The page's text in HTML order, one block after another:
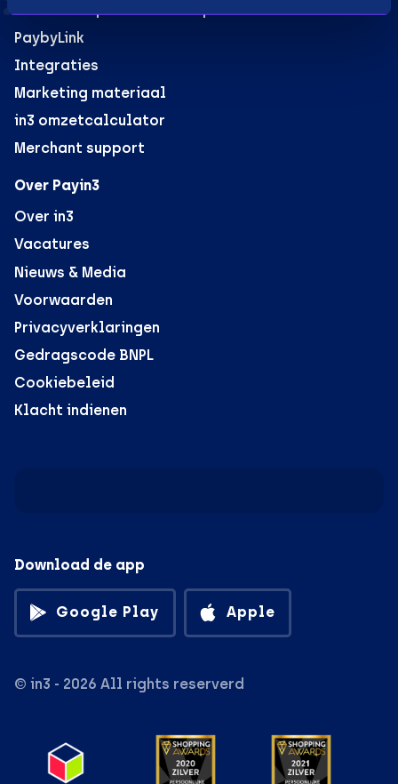
B2B verkoop voor webshops
PaybyLink
Integraties
Marketing materiaal
in3 omzetcalculator
Merchant support
Over Payin3
Over in3
Vacatures
Nieuws & Media
Voorwaarden
Privacyverklaringen
Gedragscode BNPL
Cookiebeleid
Klacht indienen
Download de app
Google Play Apple
© in3 - 2026 All rights reserverd